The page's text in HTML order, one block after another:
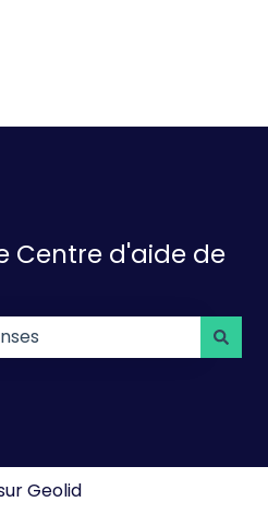
Centre d'aide de
Geolid